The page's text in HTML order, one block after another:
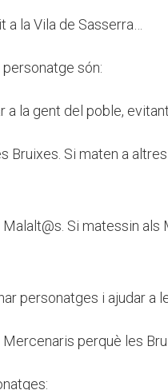
la Vila de Sasserra…
són:
a la gent del poble,
Bruixes. Si maten a
Si matessin
personatges i ajudar a
Mercenaris perquè les